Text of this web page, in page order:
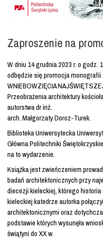
Zaproszenie na
W dniu 14 grudnia 2023 r. o godz.
odbędzie się promocja monografii
WNIEBOWZIĘCIA
Przeobrażenia architektury
autorstwa dr inż.
arch. Małgorzaty Doroz-Turek.
Biblioteka Uniwersytecka
Główna Politechniki
na to wydarzenie.
Książka jest zwieńczeniem
badań architektonicznych przy
diecezji kieleckiej, którego
kieleckiej katedrze autorka
architektonicznymi oraz
podstawie których wysunęła
świątyni do XX w.